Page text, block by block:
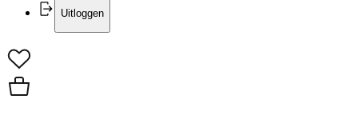
Uitloggen